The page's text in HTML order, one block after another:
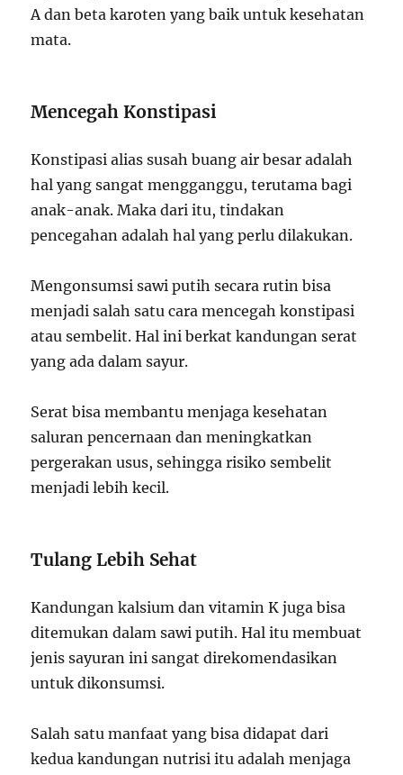
A dan beta karoten yang baik untuk kesehatan
mata.
Mencegah Konstipasi
Konstipasi alias susah buang air besar adalah
hal yang sangat mengganggu, terutama bagi
anak-anak. Maka dari itu, tindakan
pencegahan adalah hal yang perlu dilakukan.
Mengonsumsi sawi putih secara rutin bisa
menjadi salah satu cara mencegah konstipasi
atau sembelit. Hal ini berkat kandungan serat
yang ada dalam sayur.
Serat bisa membantu menjaga kesehatan
saluran pencernaan dan meningkatkan
pergerakan usus, sehingga risiko sembelit
menjadi lebih kecil.
Tulang Lebih Sehat
Kandungan kalsium dan vitamin K juga bisa
ditemukan dalam sawi putih. Hal itu membuat
jenis sayuran ini sangat direkomendasikan
untuk dikonsumsi.
Salah satu manfaat yang bisa didapat dari
kedua kandungan nutrisi itu adalah menjaga